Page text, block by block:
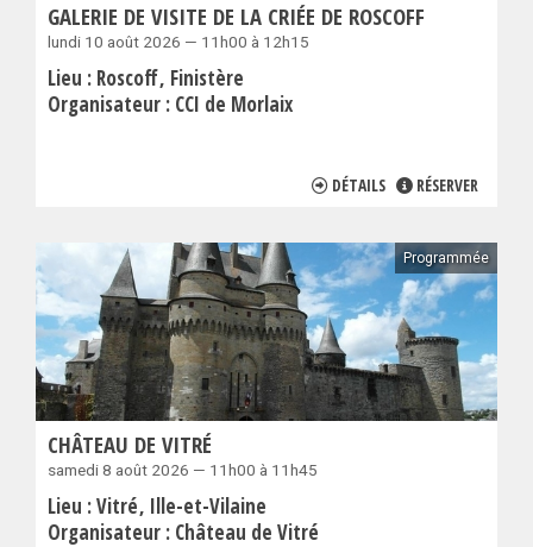
GALERIE DE VISITE DE LA CRIÉE DE ROSCOFF
lundi 10 août 2026 — 11h00 à 12h15
Lieu : Roscoff Finistère
Organisateur : CCI de Morlaix
DÉTAILS RÉSERVER
Programmée
CHÂTEAU DE VITRÉ
samedi 8 août 2026 — 11h00 à 11h45
Lieu :Vitré Ille-et-Vilaine
Organisateur : Château de Vitré